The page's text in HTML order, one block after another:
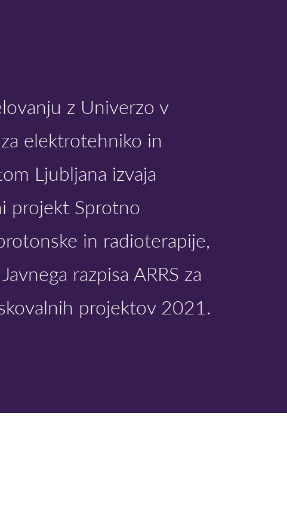
z Univerzo v
elektrotehniko in
Ljubljana izvaja
projekt Sprotno
in radioterapije,
razpisa ARRS za
projektov 2021.